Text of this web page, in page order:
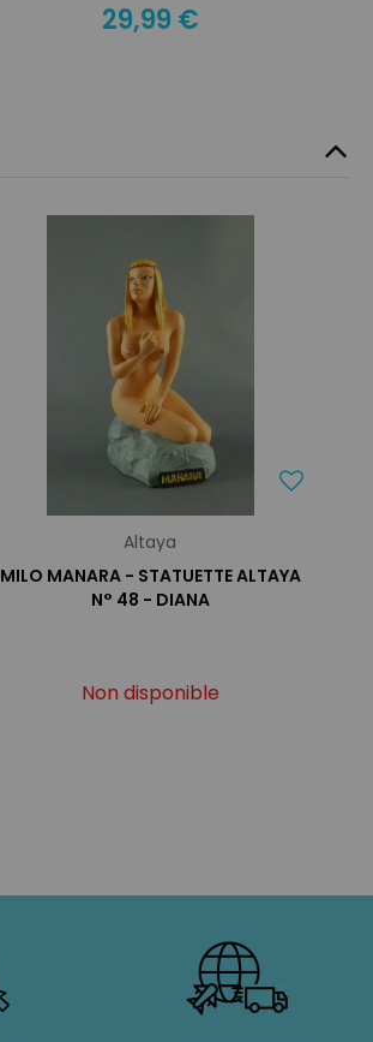
29,99 €
Altaya
MILO MANARA - STATUETTE ALTAYA
N° 48 - DIANA
Non disponible